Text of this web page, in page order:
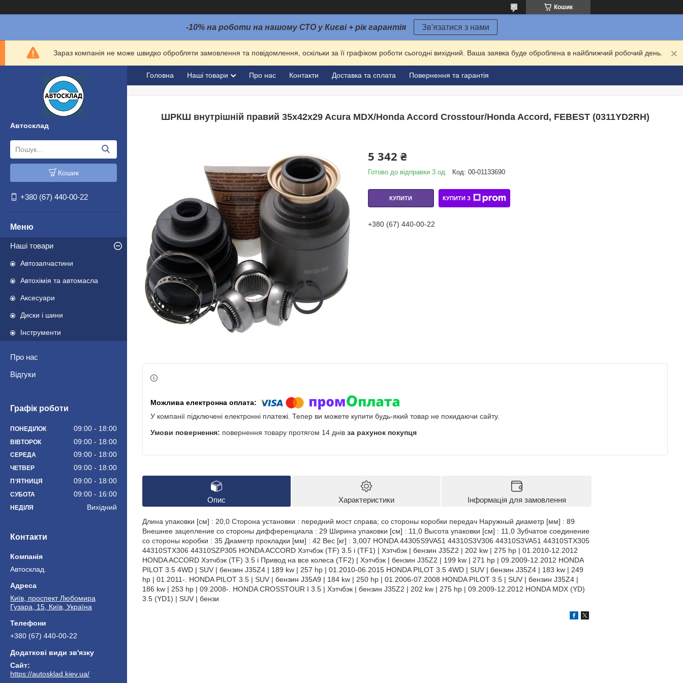
Кошик
-10% на роботи на нашому СТО у Києві + рік гарантія Зв'язатися з нами
Зараз компанія не може швидко обробляти замовлення та повідомлення, оскільки за її графіком роботи сьогодні вихідний. Ваша заявка буде оброблена в найближчий робочий день.
Автосклад
Кошик
+380 (67) 440-00-22
Наші товари
Автозапчастини
Автохімія та автомасла
Аксесуари
Диски і шини
Інструменти
Про нас
Відгуки
Графік роботи
ПОНЕДІЛОК 09:00 18:00
ВІВТОРОК 09:00 18:00
СЕРЕДА 09:00 18:00
ЧЕТВЕР 09:00 18:00
ПʼЯТНИЦЯ 09:00 18:00
СУБОТА 09:00 16:00
НЕДІЛЯ Вихідний
Контакти
Автосклад.
Київ, проспект Любомира
Гузара, 15, Київ, Україна
+380 (67) 440-00-22
https://autosklad.kiev.ua/
Головна Наші товари Про нас Контакти Доставка та сплата Повернення та гарантія
ШРКШ внутрішній правий 35x42x29 Acura MDX/Honda Accord Crosstour/Honda Accord, FEBEST (0311YD2RH)
5 342 ₴
Готово до відправки 3 од. Код: 00-01133690
КУПИТИ КУПИТИ З
+380 (67) 440-00-22
У компанії підключені електронні платежі. Тепер ви можете купити будь-який товар не покидаючи сайту.
повернення товару протягом 14 днів за рахунок покупця
Опис Характеристики Інформація для замовлення
Длина упаковки [см] : 20,0 Сторона установки : передний мост справа; со стороны коробки передач Наружный диаметр [мм] : 89
Внешнее зацепление со стороны дифференциала : 29 Ширина упаковки [см] : 11,0 Высота упаковки [см] : 11,0 Зубчатое соединение
со стороны коробки : 35 Диаметр прокладки [мм] : 42 Вес [кг] : 3,007 HONDA 44305S9VA51 44310S3V306 44310S3VA51 44310STX305
44310STX306 44310SZP305 HONDA ACCORD Хэтчбэк (TF) 3.5 i (TF1) | Хэтчбэк | бензин J35Z2 | 202 kw | 275 hp | 01.2010-12.2012
HONDA ACCORD Хэтчбэк (TF) 3.5 i Привод на все колеса (TF2) | Хэтчбэк | бензин J35Z2 | 199 kw | 271 hp | 09.2009-12.2012 HONDA
PILOT 3.5 4WD | SUV | бензин J35Z4 | 189 kw | 257 hp | 01.2010-06.2015 HONDA PILOT 3.5 4WD | SUV | бензин J35Z4 | 183 kw | 249
hp | 01.2011-. HONDA PILOT 3.5 | SUV | бензин J35A9 | 184 kw | 250 hp | 01.2006-07.2008 HONDA PILOT 3.5 | SUV | бензин J35Z4 |
186 kw | 253 hp | 09.2008-. HONDA CROSSTOUR I 3.5 | Хэтчбэк | бензин J35Z2 | 202 kw | 275 hp | 09.2009-12.2012 HONDA MDX (YD)
3.5 (YD1) | SUV | бензи